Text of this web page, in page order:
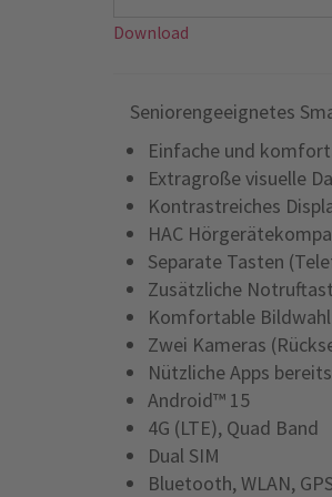
Download
Seniorengeeignetes
Einfache und
Extragroße visuelle
Kontrastreiches
HAC
Separate Tasten
Zusätzliche
Komfortable
Zwei Kameras
Nützliche Apps
Android™ 15
4G (LTE), Quad Band
Dual SIM
Bluetooth, WLAN,